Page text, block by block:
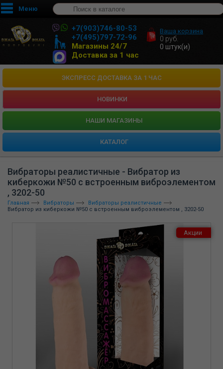
Меню
+7(903)746-80-53
+7(495)797-72-96
Магазины 24/7
Доставка за 1 час
Ваша корзина
0 руб.
0 штук(и)
ЭКСПРЕСС ДОСТАВКА ЗА 1 ЧАС
НОВИНКИ
HАШИ МАГАЗИНЫ
КАТАЛОГ
Вибраторы реалистичные - Вибратор из
киберкожи №50 с встроенным виброэлементом
, 3202-50
Главная Вибраторы
Вибраторы реалистичные
Вибратор из киберкожи №50 с встроенным виброэлементом , 3202-50
Акции